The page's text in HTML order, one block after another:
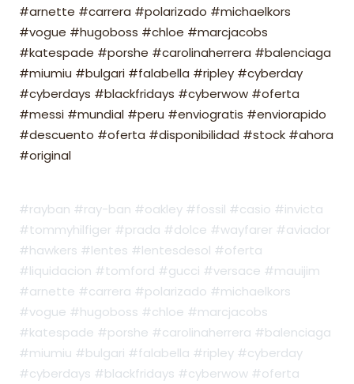
#arnette #carrera #polarizado #michaelkors
#vogue #hugoboss #chloe #marcjacobs
#katespade #porshe #carolinaherrera #balenciaga
#miumiu #bulgari #falabella #ripley #cyberday
#cyberdays #blackfridays #cyberwow #oferta
#messi #mundial #peru #enviogratis #enviorapido
#descuento #oferta #disponibilidad #stock #ahora
#original
#rayban #ray-ban #oakley #fossil #casio #invicta
#tommyhilfiger #prada #dolce #wayfarer #aviador
#hawkers #lentes #lentesdesol #oferta
#liquidacion #tomford #gucci #versace #mauijim
#arnette #carrera #polarizado #michaelkors
#vogue #hugoboss #chloe #marcjacobs
#katespade #porshe #carolinaherrera #balenciaga
#miumiu #bulgari #falabella #ripley #cyberday
#cyberdays #blackfridays #cyberwow #oferta